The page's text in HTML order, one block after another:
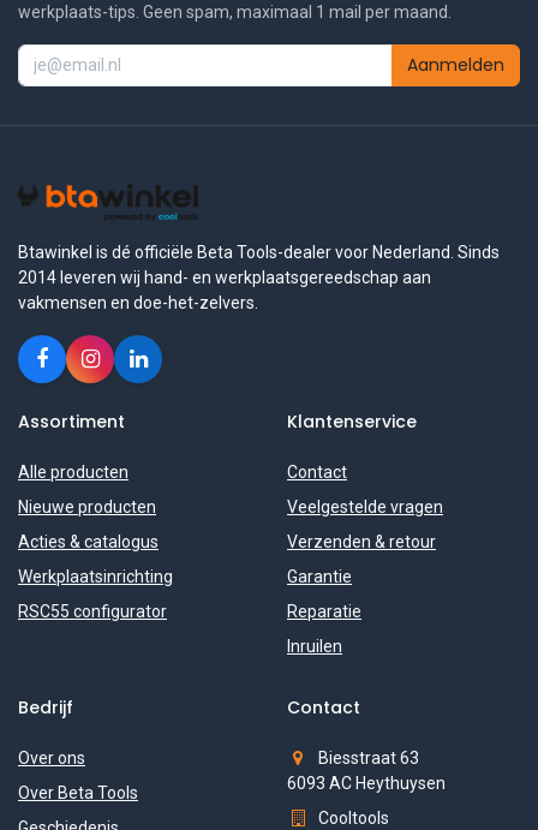
werkplaats-tips. Geen spam, maximaal 1 mail per maand.
Aanmelden
Btawinkel is dé officiële Beta Tools-dealer voor Nederland. Sinds
2014 leveren wij hand- en werkplaatsgereedschap aan
vakmensen en doe-het-zelvers.
Assortiment
Alle producten
Nieuwe producten
Acties & catalogus
Werkplaatsinrichting
RSC55 configurator
Klantenservice
Contact
Veelgestelde vragen
Verzenden & retour
Garantie
Reparatie
Inruilen
Bedrijf
Over ons
Over Beta Tools
Contact
Biesstraat 63
6093 AC Heythuysen
Cooltools